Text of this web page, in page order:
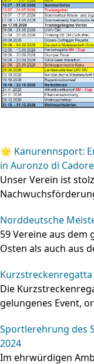
🌟 Kanurennsport:
in Auronzo di
Unser Verein ist
Norddeutsche
59 Vereine aus dem
Osten als auch aus
Die
gelungenes Event,
Sportlerehrung des
2024
Im ehrwürdigen